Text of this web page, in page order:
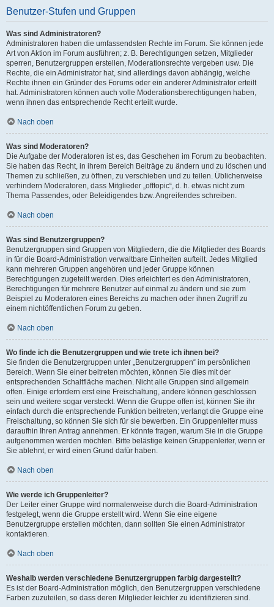
Benutzer-Stufen und Gruppen
Was sind Administratoren?
Administratoren haben die umfassendsten Rechte im Forum. Sie können jede
Art von Aktion im Forum ausführen; z. B. Berechtigungen setzen, Mitglieder
sperren, Benutzergruppen erstellen, Moderationsrechte vergeben usw. Die
Rechte, die ein Administrator hat, sind allerdings davon abhängig, welche
Rechte ihnen ein Gründer des Forums oder ein anderer Administrator erteilt
hat. Administratoren können auch volle Moderationsberechtigungen haben,
wenn ihnen das entsprechende Recht erteilt wurde.
Nach oben
Was sind Moderatoren?
Die Aufgabe der Moderatoren ist es, das Geschehen im Forum zu beobachten.
Sie haben das Recht, in ihrem Bereich Beiträge zu ändern und zu löschen und
Themen zu schließen, zu öffnen, zu verschieben und zu teilen. Üblicherweise
verhindern Moderatoren, dass Mitglieder „offtopic“, d. h. etwas nicht zum
Thema Passendes, oder Beleidigendes bzw. Angreifendes schreiben.
Nach oben
Was sind Benutzergruppen?
Benutzergruppen sind Gruppen von Mitgliedern, die die Mitglieder des Boards
in für die Board-Administration verwaltbare Einheiten aufteilt. Jedes Mitglied
kann mehreren Gruppen angehören und jeder Gruppe können
Berechtigungen zugeteilt werden. Dies erleichtert es den Administratoren,
Berechtigungen für mehrere Benutzer auf einmal zu ändern und sie zum
Beispiel zu Moderatoren eines Bereichs zu machen oder ihnen Zugriff zu
einem nichtöffentlichen Forum zu geben.
Nach oben
Wo finde ich die Benutzergruppen und wie trete ich ihnen bei?
Sie finden die Benutzergruppen unter „Benutzergruppen“ im persönlichen
Bereich. Wenn Sie einer beitreten möchten, können Sie dies mit der
entsprechenden Schaltfläche machen. Nicht alle Gruppen sind allgemein
offen. Einige erfordern erst eine Freischaltung, andere können geschlossen
sein und weitere sogar versteckt. Wenn die Gruppe offen ist, können Sie ihr
einfach durch die entsprechende Funktion beitreten; verlangt die Gruppe eine
Freischaltung, so können Sie sich für sie bewerben. Ein Gruppenleiter muss
daraufhin Ihren Antrag annehmen. Er könnte fragen, warum Sie in die Gruppe
aufgenommen werden möchten. Bitte belästige keinen Gruppenleiter, wenn er
Sie ablehnt, er wird einen Grund dafür haben.
Nach oben
Wie werde ich Gruppenleiter?
Der Leiter einer Gruppe wird normalerweise durch die Board-Administration
festgelegt, wenn die Gruppe erstellt wird. Wenn Sie eine eigene
Benutzergruppe erstellen möchten, dann sollten Sie einen Administrator
kontaktieren.
Nach oben
Weshalb werden verschiedene Benutzergruppen farbig dargestellt?
Es ist der Board-Administration möglich, den Benutzergruppen verschiedene
Farben zuzuteilen, so dass deren Mitglieder leichter zu identifizieren sind.